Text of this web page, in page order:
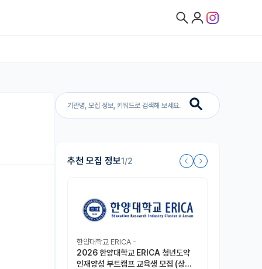
추천 모집 정보1/2
한양대학교 ERICA -
2026 한양대학교 ERICA 청년도약
인재양성 부트캠프 교육생 모집 (상시